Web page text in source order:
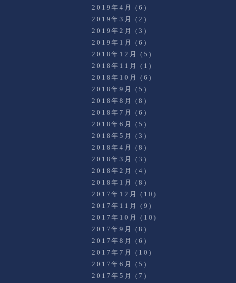
2019年4月
(6)
2019年3月
(2)
2019年2月
(3)
2019年1月
(6)
2018年12月
(5)
2018年11月
(1)
2018年10月
(6)
2018年9月
(5)
2018年8月
(8)
2018年7月
(6)
2018年6月
(5)
2018年5月
(3)
2018年4月
(8)
2018年3月
(3)
2018年2月
(4)
2018年1月
(8)
2017年12月
(10)
2017年11月
(9)
2017年10月
(10)
2017年9月
(8)
2017年8月
(6)
2017年7月
(10)
2017年6月
(5)
2017年5月
(7)